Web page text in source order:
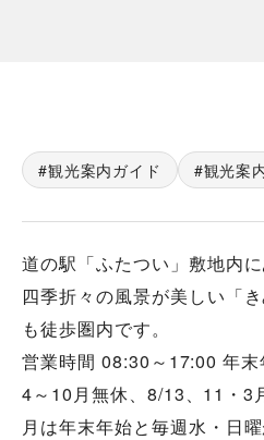
観光案内ガイド 観光案
道の駅「ふたつい」敷地内に
四季折々の風景が美しい「
も徒歩圏内です。
営業時間 08:30～17:00 年末
4～10月無休、8/13、11・3
月は年末年始と毎週水・日